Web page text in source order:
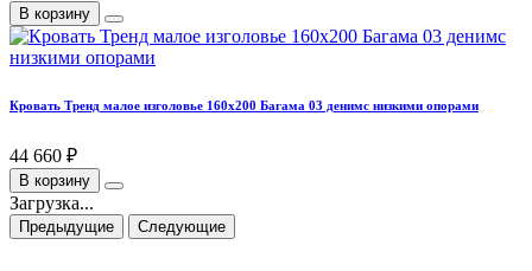
В корзину
Кровать Тренд малое изголовье 160х200 Багама 03 денимс низкими опорами
44 660 ₽
В корзину
Загрузка...
Предыдущие Следующие